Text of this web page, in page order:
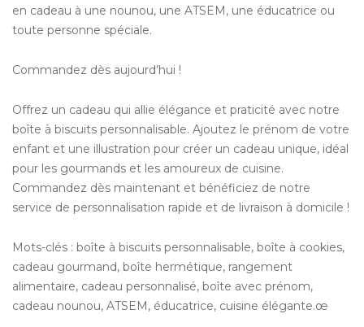
en cadeau à une nounou, une ATSEM, une éducatrice ou
toute personne spéciale.
Commandez dès aujourd’hui !
Offrez un cadeau qui allie élégance et praticité avec notre
boîte à biscuits personnalisable. Ajoutez le prénom de votre
enfant et une illustration pour créer un cadeau unique, idéal
pour les gourmands et les amoureux de cuisine.
Commandez dès maintenant et bénéficiez de notre
service de personnalisation rapide et de livraison à domicile !
Mots-clés : boîte à biscuits personnalisable, boîte à cookies,
cadeau gourmand, boîte hermétique, rangement
alimentaire, cadeau personnalisé, boîte avec prénom,
cadeau nounou, ATSEM, éducatrice, cuisine élégante.œ